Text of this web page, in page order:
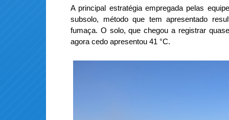
A principal estratégia empregada pelas
subsolo, método que tem apresentado
fumaça. O solo, que chegou a registrar
agora cedo apresentou 41 °C.